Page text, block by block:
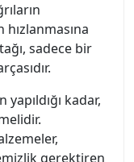
sadece bir
kadar,
gerektiren